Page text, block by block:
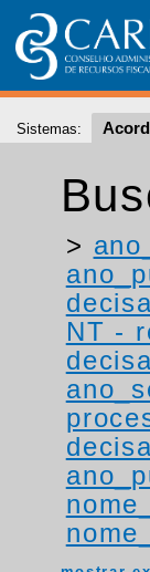
Sistemas:
>
NT -